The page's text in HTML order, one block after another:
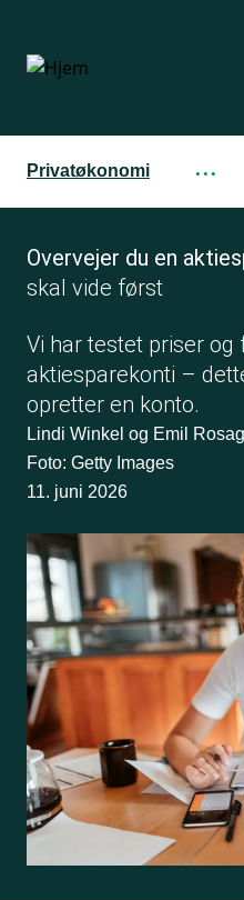
hovedindhold
Privatøkonomi ···
Overvejer du en
skal vide først
Vi har testet priser og
aktiesparekonti –
opretter en konto.
Lindi Winkel og Emil
Foto: Getty Images
11. juni 2026